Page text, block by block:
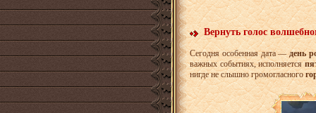
Вернуть голос
Сегодня особенная дата —день
важных событиях, исполняется
нигде не слышно громогласного